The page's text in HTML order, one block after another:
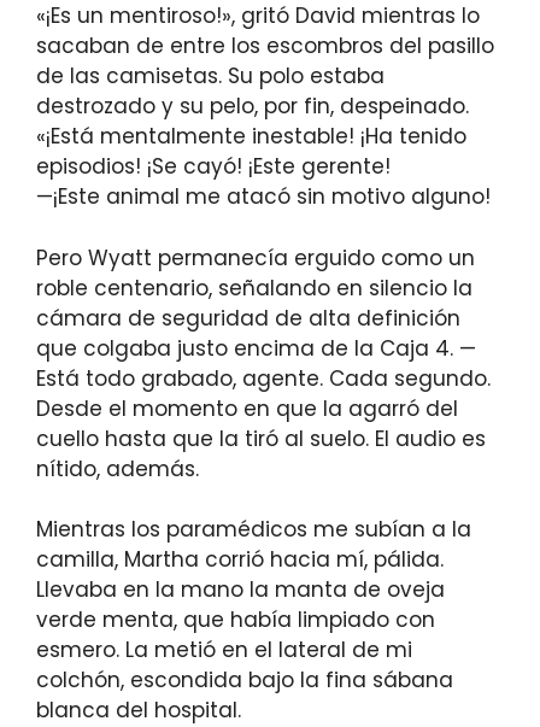
«¡Es un mentiroso!», gritó David mientras lo
sacaban de entre los escombros del pasillo
de las camisetas. Su polo estaba
destrozado y su pelo, por fin, despeinado.
«¡Está mentalmente inestable! ¡Ha tenido
episodios! ¡Se cayó! ¡Este gerente!
—¡Este animal me atacó sin motivo alguno!
Pero Wyatt permanecía erguido como un
roble centenario, señalando en silencio la
cámara de seguridad de alta definición
que colgaba justo encima de la Caja 4. —
Está todo grabado, agente. Cada segundo.
Desde el momento en que la agarró del
cuello hasta que la tiró al suelo. El audio es
nítido, además.
Mientras los paramédicos me subían a la
camilla, Martha corrió hacia mí, pálida.
Llevaba en la mano la manta de oveja
verde menta, que había limpiado con
esmero. La metió en el lateral de mi
colchón, escondida bajo la fina sábana
blanca del hospital.